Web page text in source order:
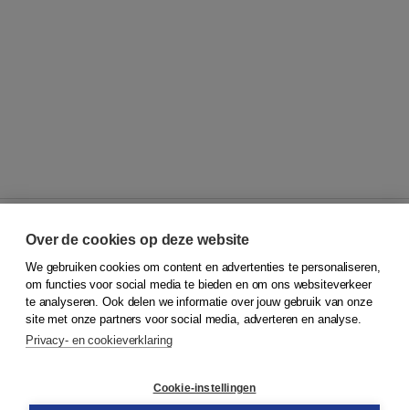
© 2026Koninklijke Boom uitgevers
Klantenservice
Service & informatie
Contact
Over de cookies op deze website
We gebruiken cookies om content en advertenties te personaliseren,
om functies voor social media te bieden en om ons websiteverkeer
te analyseren. Ook delen we informatie over jouw gebruik van onze
site met onze partners voor social media, adverteren en analyse.
Privacy- en cookieverklaring
Cookie-instellingen